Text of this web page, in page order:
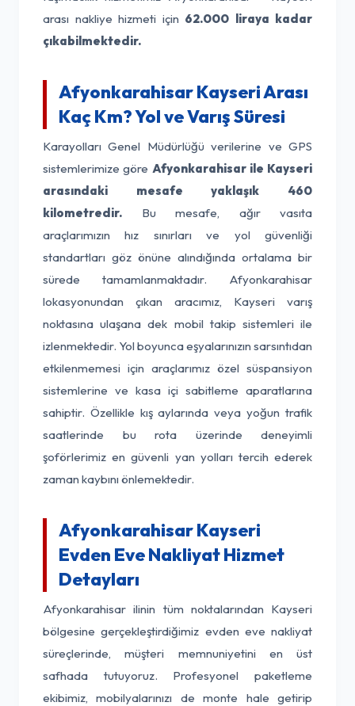
arası nakliye hizmeti için 62.000 liraya kadar
çıkabilmektedir.
Afyonkarahisar Kayseri Arası
Kaç Km? Yol ve Varış Süresi
Karayolları Genel Müdürlüğü verilerine ve GPS
sistemlerimize göre Afyonkarahisar ile Kayseri
arasındaki mesafe yaklaşık 460
kilometredir. Bu mesafe, ağır vasıta
araçlarımızın hız sınırları ve yol güvenliği
standartları göz önüne alındığında ortalama bir
sürede tamamlanmaktadır. Afyonkarahisar
lokasyonundan çıkan aracımız, Kayseri varış
noktasına ulaşana dek mobil takip sistemleri ile
izlenmektedir. Yol boyunca eşyalarınızın sarsıntıdan
etkilenmemesi için araçlarımız özel süspansiyon
sistemlerine ve kasa içi sabitleme aparatlarına
sahiptir. Özellikle kış aylarında veya yoğun trafik
saatlerinde bu rota üzerinde deneyimli
şoförlerimiz en güvenli yan yolları tercih ederek
zaman kaybını önlemektedir.
Afyonkarahisar Kayseri
Evden Eve Nakliyat Hizmet
Detayları
Afyonkarahisar ilinin tüm noktalarından Kayseri
bölgesine gerçekleştirdiğimiz evden eve nakliyat
süreçlerinde, müşteri memnuniyetini en üst
safhada tutuyoruz. Profesyonel paketleme
ekibimiz, mobilyalarınızı de monte hale getirip